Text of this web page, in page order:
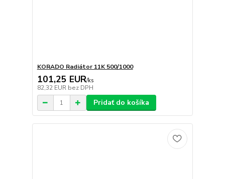
KORADO Radiátor 11K 500/1000
101,25 EUR/ks
82,32 EUR bez DPH
Pridať do košíka